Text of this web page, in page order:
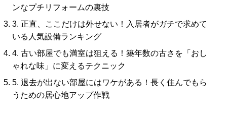
ンなプチリフォームの裏技
3. 正直、ここだけは外せない！入居者がガチで求めて
いる人気設備ランキング
4. 古い部屋でも満室は狙える！築年数の古さを「おし
ゃれな味」に変えるテクニック
5. 退去が出ない部屋にはワケがある！長く住んでもら
うための居心地アップ作戦